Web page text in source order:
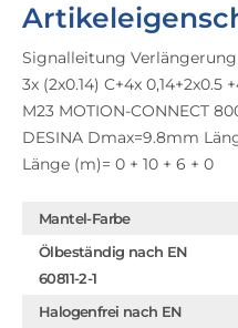
Signalleitung Verlängerung
3x (2x0.14) C+4x
M23 MOTION-CONNECT
DESINA Dmax=9.8mm
Länge (m)= 0 + 10 + 6 + 0
Mantel-Farbe
Ölbeständig nach EN
60811-2-1
Halogenfrei nach EN